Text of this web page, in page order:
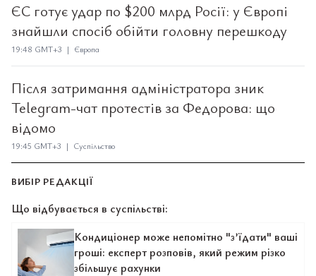
ЄС готує удар по $200 млрд Росії: у Європі
знайшли спосіб обійти головну перешкоду
19:48 GMT+3 | Європа
Після затримання адміністратора зник
Telegram-чат протестів за Федорова: що
відомо
19:45 GMT+3 | Суспільство
ВИБІР РЕДАКЦІЇ
Що відбувається в суспільстві:
Кондиціонер може непомітно "з’їдати" ваші
гроші: експерт розповів, який режим різко
збільшує рахунки